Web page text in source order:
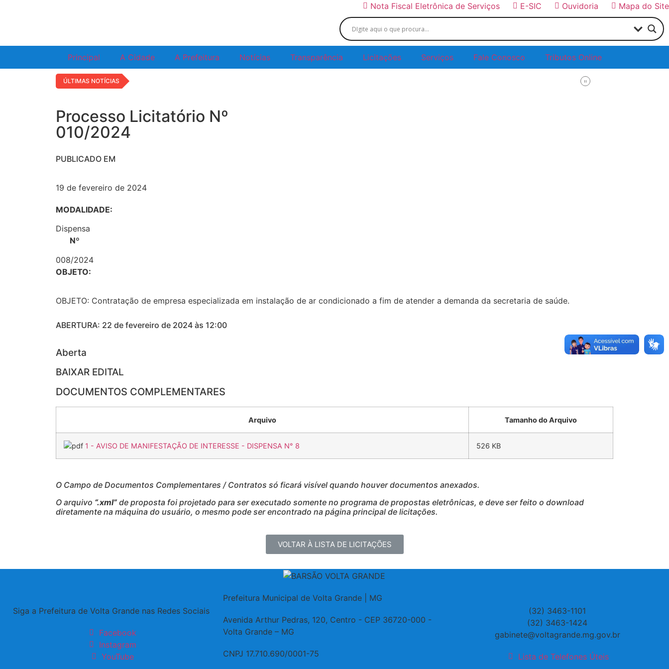
Nota Fiscal Eletrônica de Serviços E-SIC Ouvidoria Mapa do Site
Principal A Cidade A Prefeitura Notícias Transparência Licitações Serviços Fale Conosco Tributos Online
ÚLTIMAS NOTÍCIAS
Processo Licitatório Nº
010/2024
PUBLICADO EM
19 de fevereiro de 2024
MODALIDADE:
Dispensa
Nº
008/2024
OBJETO:
OBJETO: Contratação de empresa especializada em instalação de ar condicionado a fim de atender a demanda da secretaria de saúde.
ABERTURA: 22 de fevereiro de 2024 às 12:00
Aberta
BAIXAR EDITAL
DOCUMENTOS COMPLEMENTARES
Arquivo Tamanho do Arquivo
1 - AVISO DE MANIFESTAÇÃO DE INTERESSE - DISPENSA N° 8 526 KB
O Campo de Documentos Complementares / Contratos só ficará visível quando houver documentos anexados.
O arquivo “.xml” de proposta foi projetado para ser executado somente no programa de propostas eletrônicas, e deve ser feito o download
diretamente na máquina do usuário, o mesmo pode ser encontrado na página principal de licitações.
VOLTAR À LISTA DE LICITAÇÕES
Siga a Prefeitura de Volta Grande nas Redes Sociais
Facebook
Instagram
YouTube
Prefeitura Municipal de Volta Grande | MG
Avenida Arthur Pedras, 120, Centro - CEP 36720-000 -
Volta Grande – MG
CNPJ 17.710.690/0001-75
(32) 3463-1101
(32) 3463-1424
gabinete@voltagrande.mg.gov.br
Lista de Telefones Úteis